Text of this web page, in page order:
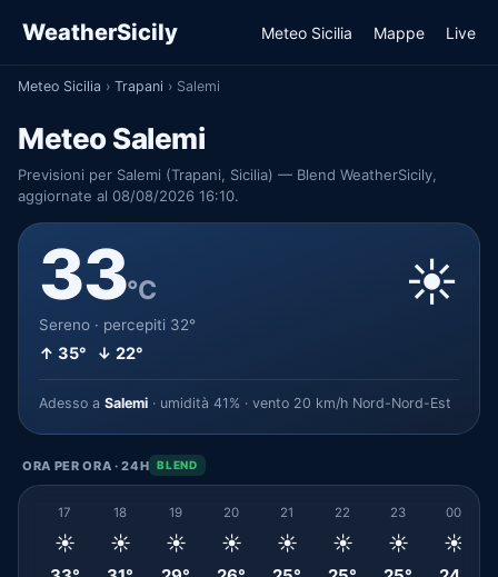
WeatherSicily Meteo Sicilia Mappe Live
Meteo Sicilia › Trapani › Salemi
Meteo Salemi
Previsioni per Salemi (Trapani, Sicilia) — Blend WeatherSicily,
aggiornate al 08/08/2026 16:10.
33°C
Sereno · percepiti 32°
↑ 35° ↓ 22°
☀️
Adesso a Salemi · umidità 41% · vento 20 km/h Nord-Nord-Est
ORA PER ORA · 24H BLEND
17
☀️
18
☀️
19
☀️
20
☀️
21
☀️
22
☀️
23
☀️
00
☀️